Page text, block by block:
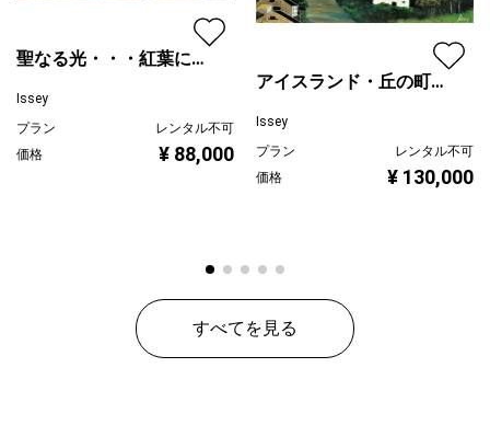
聖なる光・・・紅葉に注
Issey
プラン
レンタル不可
価格
¥ 88,000
アイスランド・丘の町並
Issey
プラン
レンタル不可
価格
¥ 130,000
すべてを見る